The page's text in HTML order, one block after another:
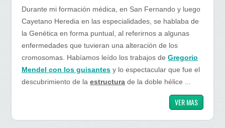
Durante mi formación médica, en San Fernando y luego
Cayetano Heredia en las especialidades, se hablaba de
la Genética en forma puntual, al referirnos a algunas
enfermedades que tuvieran una alteración de los
cromosomas. Habíamos leído los trabajos de Gregorio
Mendel con los guisantes y lo espectacular que fue el
descubrimiento de la estructura de la doble hélice ...
VER MAS